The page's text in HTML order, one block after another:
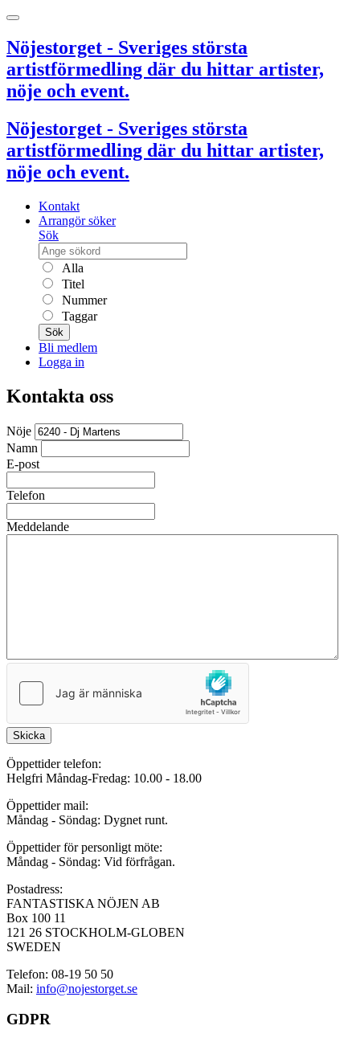
Nöjestorget - Sveriges största
artistförmedling där du hittar artister,
nöje och event.
Nöjestorget - Sveriges största
artistförmedling där du hittar artister,
nöje och event.
Kontakt
Arrangör söker
Sök
Alla
Titel
Nummer
Taggar
Sök
Bli medlem
Logga in
Kontakta oss
Nöje
Namn
E-post
Telefon
Meddelande
Skicka
Öppettider telefon:
Helgfri Måndag-Fredag: 10.00 - 18.00
Öppettider mail:
Måndag - Söndag: Dygnet runt.
Öppettider för personligt möte:
Måndag - Söndag: Vid förfrågan.
Postadress:
FANTASTISKA NÖJEN AB
Box 100 11
121 26 STOCKHOLM-GLOBEN
SWEDEN
Telefon: 08-19 50 50
Mail: info@nojestorget.se
GDPR